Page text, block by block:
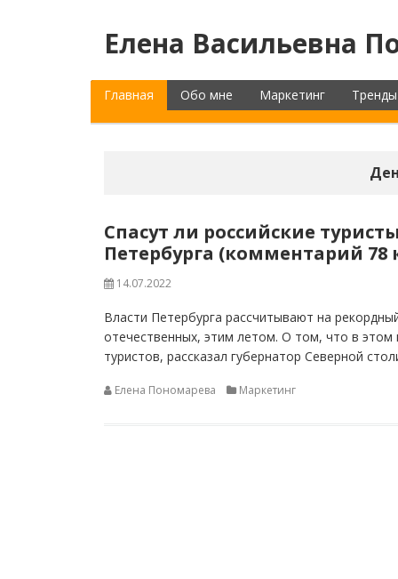
Елена Васильевна
Главная Обо мне Маркетинг Тренды
Спасут ли российские
Петербурга (комментарий 78
14.07.2022
Власти Петербурга рассчитывают на
отечественных, этим летом. О том, что в этом
туристов, рассказал губернатор Северной
Елена Пономарева Маркетинг